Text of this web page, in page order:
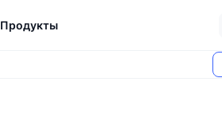
Продукты